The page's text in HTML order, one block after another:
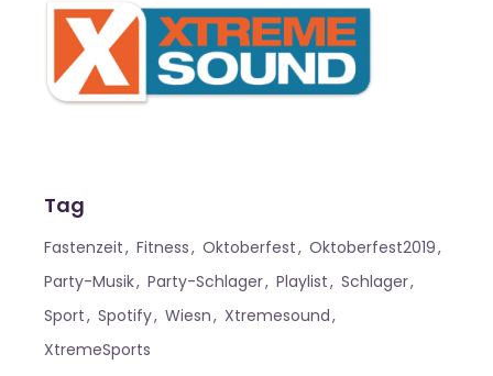
Tag
Fastenzeit Fitness Oktoberfest
Oktoberfest2019
Party-Musik
Party-Schlager Playlist
Schlager
Sport
Spotify Wiesn
Xtremesound
XtremeSports